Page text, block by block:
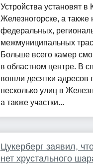
Устройства установят в
Железногорске, а также
федеральных,
межмуниципальных
Больше всего камер
в областном центре. В
вошли десятки адресов
несколько улиц в
а также участки...
Цукерберг заявил,
нет хрустального